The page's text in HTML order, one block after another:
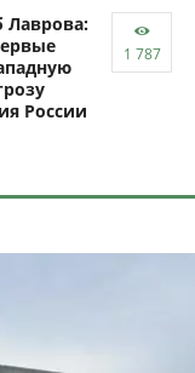
России